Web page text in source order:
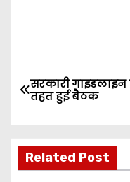
P
o
t
सरकारी
तहत हुई बैठक
Related Post